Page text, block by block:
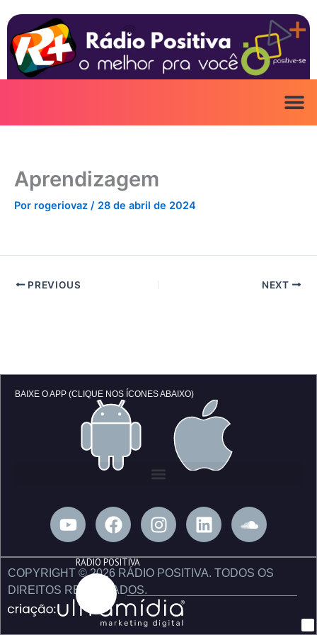
para
conteúdo
Aprendizagem
Por rogeriovaz / 28 de abril de 2024
PREVIOUS NEXT
BAIXE O APP (CLIQUE NOS ÍCONES ABAIXO)
Y
o
t
u
b
e
F
a
e
b
o
o
I
n
t
g
r
L
i
k
d
S
o
n
c
COPYRIGHT © 2026 RÁDIO POSITIVA. TODOS OS
DIREITOS RESERVADOS.
RÁDIO POSITIVA